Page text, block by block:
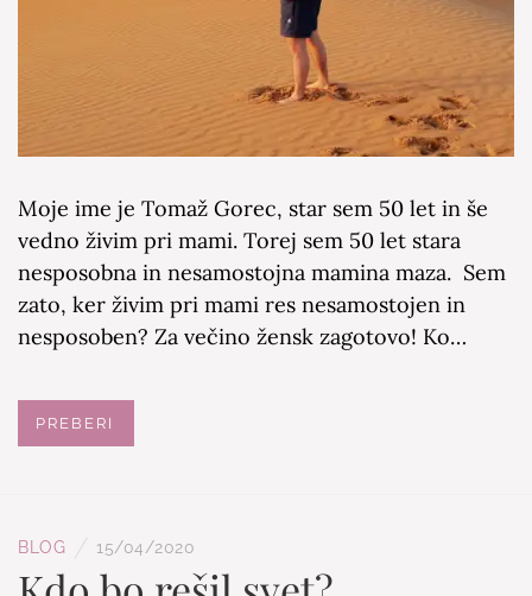
Moje ime je Tomaž Gorec, star sem 50 let in še
vedno živim pri mami. Torej sem 50 let stara
nesposobna in nesamostojna mamina maza. Sem
zato, ker živim pri mami res nesamostojen in
nesposoben? Za večino žensk zagotovo! Ko…
PREBERI
BLOG 15/04/2020